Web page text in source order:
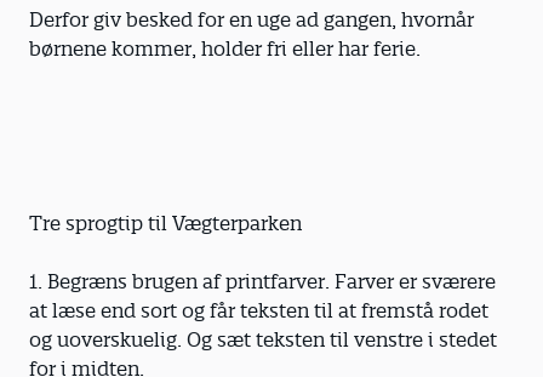
Derfor giv besked for en uge ad gangen, hvornår
børnene kommer, holder fri eller har ferie.
Tre sprogtip til Vægterparken
1. Begræns brugen af printfarver. Farver er sværere
at læse end sort og får teksten til at fremstå rodet
og uoverskuelig. Og sæt teksten til venstre i stedet
for i midten.